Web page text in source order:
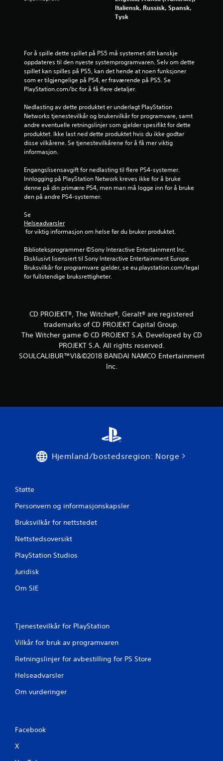
e
v
r
a
v
u
i
Italiensk, Russisk, Spansk,
Tysk
For å spille dette spillet på PS5 må systemet ditt kanskje
oppdateres til den nyeste systemprogramvaren. Selv om dette
spillet kan spilles på PS5, kan det hende at noen funksjoner
som er tilgjengelige på PS4, er fraværende på PS5. Se
PlayStation.com/bc for å få flere detaljer.
Nedlasting av dette produktet er underlagt PlayStation
Networks tjenestevilkår og brukervilkår for programvare, samt
andre eventuelle retningslinjer som gjelder spesifikt for dette
produktet. Ikke last ned dette produktet hvis du ikke godtar
disse vilkårene. Se tjenestevilkårene for å få mer viktig
informasjon.
Engangslisensavgift for nedlasting til flere PS4-systemer.
Innlogging på PlayStation Network kreves ikke for å bruke
denne på din primære PS4, men man må logge inn for å bruke
den på andre PS4-systemer.
Se
Helseadvarsler
for viktig informasjon om helse før du bruker produktet.
Biblioteksprogrammer ©Sony Interactive Entertainment Inc.
Eksklusivt lisensiert til Sony Interactive Entertainment Europe.
Bruksvilkår for programvare gjelder, se eu.playstation.com/legal
for fullstendige bruksrettigheter.
CD PROJEKT®, The Witcher®, Geralt® are registered
trademarks of CD PROJEKT Capital Group.
The Witcher game © CD PROJEKT S.A. Developed by CD
PROJEKT S.A. All rights reserved.
SOULCALIBUR™VI&©2018 BANDAI NAMCO Entertainment
Inc.
Hjemland/bostedsregion: Norge
Støtte
Personvern og informasjonskapsler
Bruksvilkår for nettstedet
Nettstedsoversikt
PlayStation Studios
Juridisk
Om SIE
Tjenestevilkår for PlayStation
Vilkår for bruk av programvaren
Retningslinjer for avbestilling for PS Store
Helseadvarsler
Om vurderinger
Facebook
X